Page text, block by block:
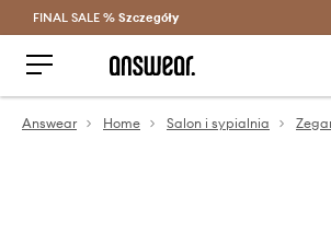
Oszczędzaj z Answear Club >
FINAL SALE % Szczegóły
Answear Home Salon i sypialnia